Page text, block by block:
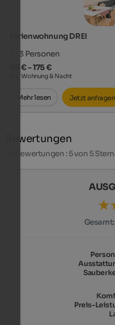
Ferienwohnung DREI
1 - 3 Personen
99 € – 175 €
pro Wohnung & Nacht
Mehr lesen Jetzt anfragen
Bewertungen
Bewertungen : 5 von 5
Gesamt:
Preis-